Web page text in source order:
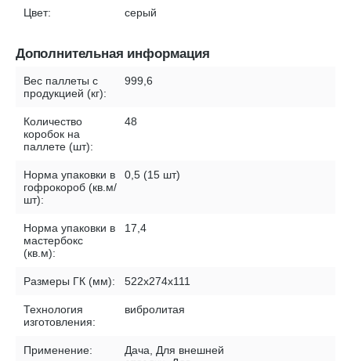
Цвет: серый
Дополнительная информация
Вес паллеты с
продукцией (кг):
999,6
Количество
коробок на
паллете (шт):
48
Норма упаковки в
гофрокороб (кв.м/
шт):
0,5 (15 шт)
Норма упаковки в
мастербокс
(кв.м):
17,4
Размеры ГК (мм): 522х274х111
Технология
изготовления:
вибролитая
Применение:
Дача, Для внешней